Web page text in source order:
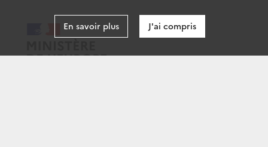
En savoir plus J'ai compris